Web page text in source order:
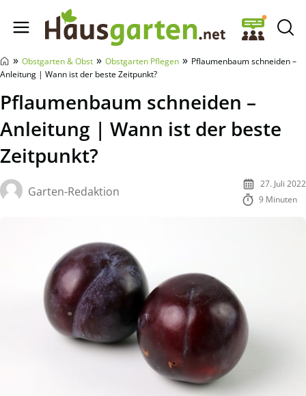
Hausgarten.net
» Obstgarten & Obst » Obstgarten Pflegen » Pflaumenbaum schneiden –
Anleitung | Wann ist der beste Zeitpunkt?
Pflaumenbaum schneiden –
Anleitung | Wann ist der beste
Zeitpunkt?
Garten-Redaktion
27. Juli 2022
9 Minuten